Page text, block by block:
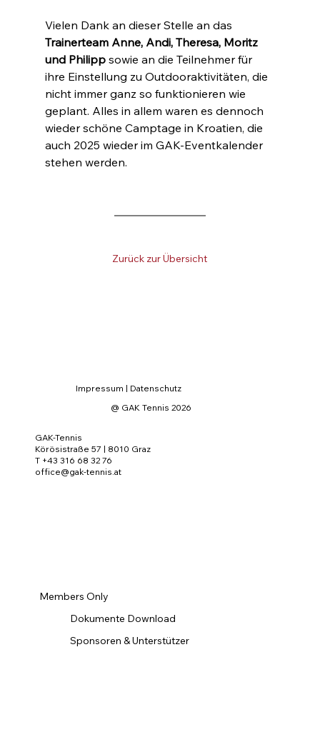
Vielen Dank an dieser Stelle an das
Trainerteam Anne, Andi, Theresa, Moritz
und Philipp sowie an die Teilnehmer für
ihre Einstellung zu Outdooraktivitäten, die
nicht immer ganz so funktionieren wie
geplant. Alles in allem waren es dennoch
wieder schöne Camptage in Kroatien, die
auch 2025 wieder im GAK-Eventkalender
stehen werden.
Zurück zur Übersicht
Members Only
Dokumente Download
Sponsoren & Unterstützer
GAK-Tennis
Körösistraße 57 | 8010 Graz
T +43 316 68 32 76
office@gak-tennis.at
Impressum | Datenschutz
@ GAK Tennis 2026